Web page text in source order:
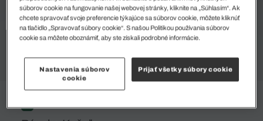
%
súborov cookie na fungovanie našej webovej stránky, kliknite na „Súhlasím“. Ak
chcete spravovať svoje preferencie týkajúce sa súborov cookie, môžete kliknúť
na tlačidlo „Spravovať súbory cookie“. S našou Politikou používania súborov
cookie sa môžete oboznámiť, aby ste získali podrobné informácie.
Nastavenia súborov
cookie
Prijať všetky súbory cookie